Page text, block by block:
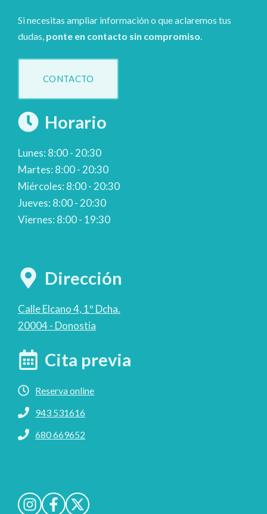
Si necesitas ampliar información o que aclaremos tus
dudas, ponte en contacto sin compromiso.
CONTACTO
Horario
Lunes: 8:00 - 20:30
Martes: 8:00 - 20:30
Miércoles: 8:00 - 20:30
Jueves: 8:00 - 20:30
Viernes: 8:00 - 19:30
Dirección
Calle Elcano 4, 1º Dcha.
20004 - Donostia
Cita previa
Reserva online
943 531616
680 669652